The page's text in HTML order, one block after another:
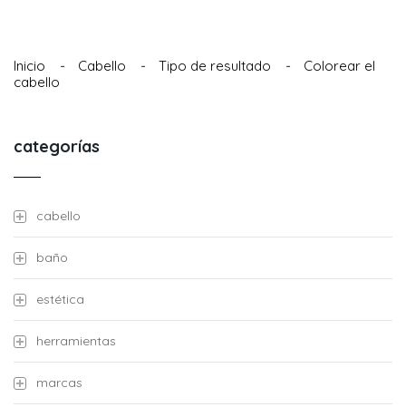
Inicio - Cabello - Tipo de resultado -
Colorear el
cabello
categorías
cabello
baño
estética
herramientas
marcas